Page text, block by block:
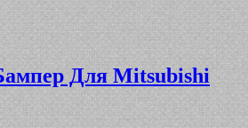
Для Mitsubishi